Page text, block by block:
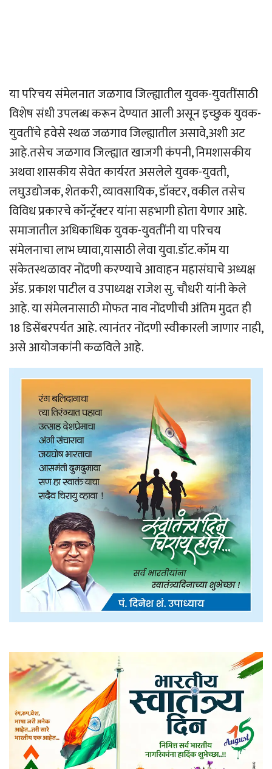
या परिचय संमेलनात जळगाव जिल्ह्यातील युवक-युवतींसाठी
विशेष संधी उपलब्ध करून देण्यात आली असून इच्छुक युवक-
युवतींचे हवेसे स्थळ जळगाव जिल्ह्यातील असावे,अशी अट
आहे.तसेच जळगाव जिल्ह्यात खाजगी कंपनी, निमशासकीय
अथवा शासकीय सेवेत कार्यरत असलेले युवक-युवती,
लघुउद्योजक, शेतकरी, व्यावसायिक, डॉक्टर, वकील तसेच
विविध प्रकारचे कॉन्ट्रॅक्टर यांना सहभागी होता येणार आहे.
समाजातील अधिकाधिक युवक-युवतींनी या परिचय
संमेलनाचा लाभ घ्यावा,यासाठी लेवा युवा.डॉट.कॉम या
संकेतस्थळावर नोंदणी करण्याचे आवाहन महासंघाचे अध्यक्ष
अ‍ॅड. प्रकाश पाटील व उपाध्यक्ष राजेश सु. चौधरी यांनी केले
आहे. या संमेलनासाठी मोफत नाव नोंदणीची अंतिम मुदत ही
18 डिसेंबरपर्यत आहे. त्यानंतर नोंदणी स्वीकारली जाणार नाही,
असे आयोजकांनी कळविले आहे.